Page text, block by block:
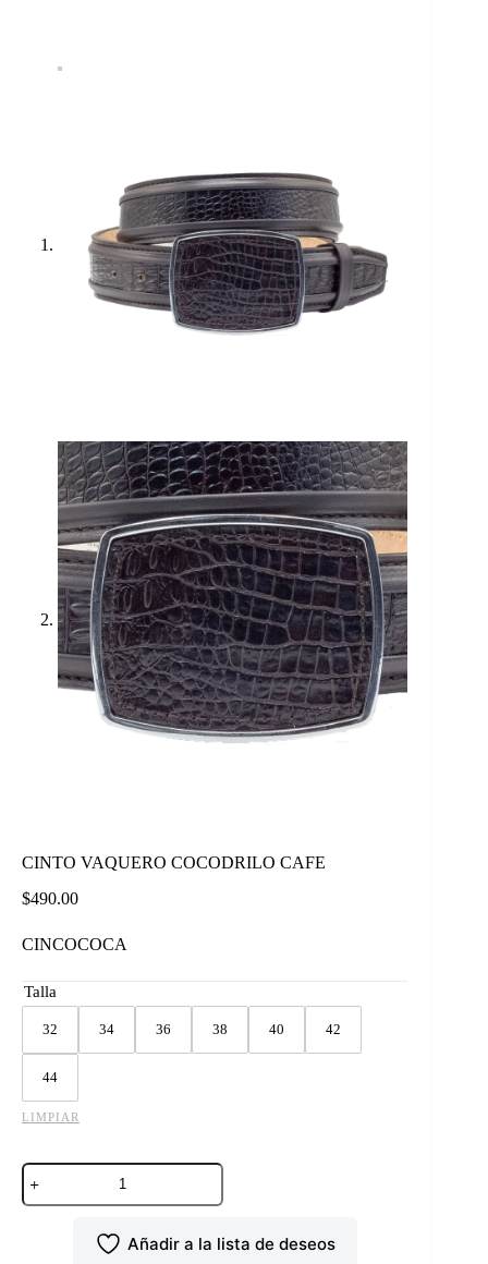
CINTO VAQUERO COCODRILO CAFE
$490.00
CINCOCOCA
Talla
32 34 36 38 40 42
44
LIMPIAR
CINTO
VAQUERO
COCODRILO
Añadir a la lista de deseos